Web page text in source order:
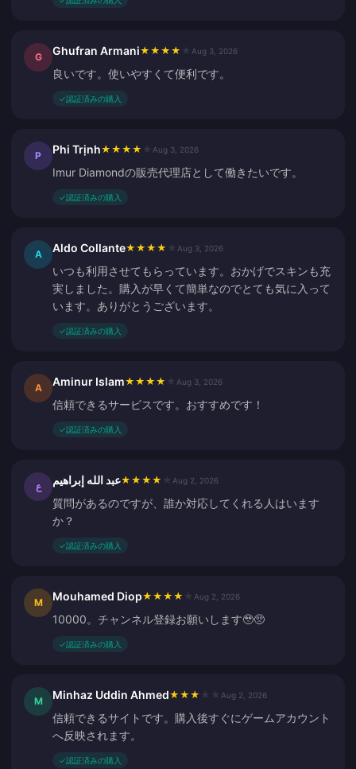
G Ghufran Armani★ ★ ★ ★ Aug 3, 2026
良いです。使いやすくて便利です。
✓認証済みの購入
P Phi Trịnh★ ★ ★ ★ Aug 3, 2026
Imur Diamondの販売代理店として働きたいです。
✓認証済みの購入
A Aldo Collante★ ★ ★ ★ Aug 3, 2026
いつも利用させてもらっています。おかげでスキンも充
実しました。購入が早くて簡単なのでとても気に入って
います。ありがとうございます。
✓認証済みの購入
A Aminur Islam★ ★ ★ ★ Aug 3, 2026
信頼できるサービスです。おすすめです！
✓認証済みの購入
ع عبد الله إبراهيم★ ★ ★ ★ Aug 2, 2026
質問があるのですが、誰か対応してくれる人はいます
か？
✓認証済みの購入
M Mouhamed Diop★ ★ ★ ★ Aug 2, 2026
10000。チャンネル登録お願いします🥹🥺
✓認証済みの購入
M Minhaz Uddin Ahmed★ ★ ★ Aug 2, 2026
信頼できるサイトです。購入後すぐにゲームアカウント
へ反映されます。
✓認証済みの購入